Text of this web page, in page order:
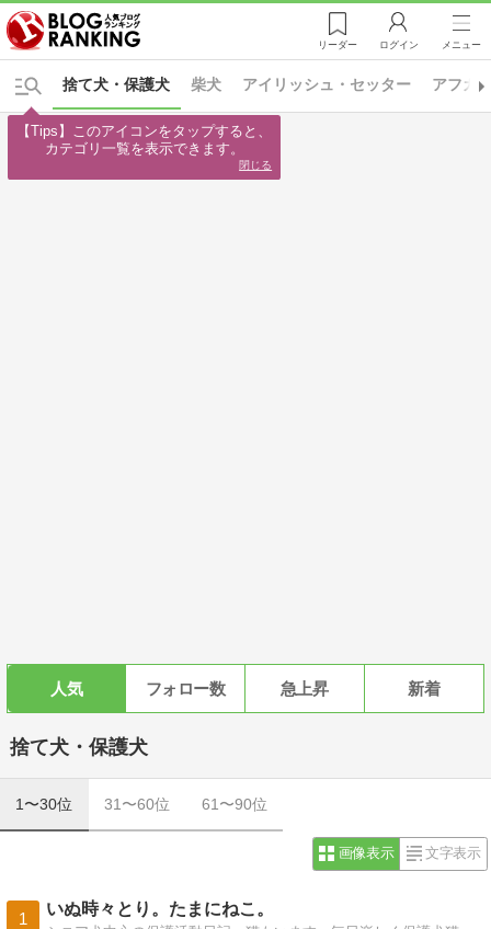
リーダー ログイン メニュー
柴犬 アイリッシュ・セッター アフガ
捨て犬・保護犬
人気 フォロー数 急上昇 新着
捨て犬・保護犬
1〜30位 31〜60位 61〜90位
画像表示 文字表示
1
いぬ時々とり。たまにねこ。
【Tips】このアイコンをタップすると、
カテゴリ一覧を表示できます。
閉じる